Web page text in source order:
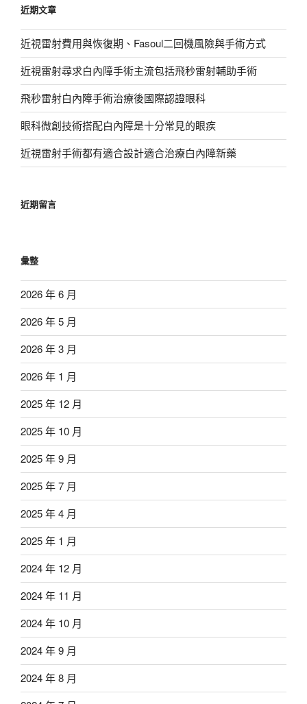
字:
近期文章
近視雷射費用與恢復期、Fasoul二回機風險與手術方式
近視雷射尋求白內障手術主流包括飛秒雷射輔助手術
飛秒雷射白內障手術治療後國際認證眼科
眼科微創技術搭配白內障是十分常見的眼疾
近視雷射手術都有適合設計適合治療白內障新藥
近期留言
彙整
2026 年 6 月
2026 年 5 月
2026 年 3 月
2026 年 1 月
2025 年 12 月
2025 年 10 月
2025 年 9 月
2025 年 7 月
2025 年 4 月
2025 年 1 月
2024 年 12 月
2024 年 11 月
2024 年 10 月
2024 年 9 月
2024 年 8 月